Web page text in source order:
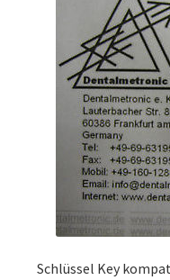
Schlüssel Key